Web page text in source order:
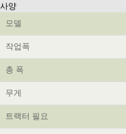
사양
모델
작업폭
총 폭
무게
트랙터 필요